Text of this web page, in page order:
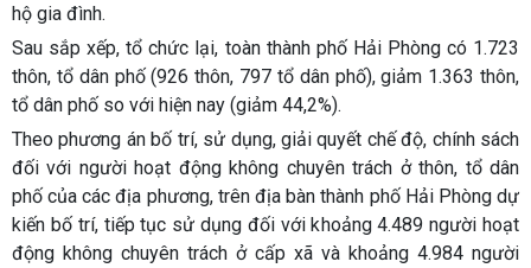
hộ gia đình.
Sau sắp xếp, tổ chức lại, toàn thành phố Hải Phòng có 1.723
thôn, tổ dân phố (926 thôn, 797 tổ dân phố), giảm 1.363 thôn,
tổ dân phố so với hiện nay (giảm 44,2%).
Theo phương án bố trí, sử dụng, giải quyết chế độ, chính sách
đối với người hoạt động không chuyên trách ở thôn, tổ dân
phố của các địa phương, trên địa bàn thành phố Hải Phòng dự
kiến bố trí, tiếp tục sử dụng đối với khoảng 4.489 người hoạt
động không chuyên trách ở cấp xã và khoảng 4.984 người